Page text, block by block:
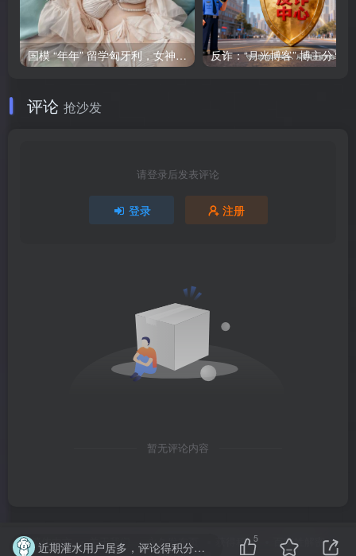
国模 “年年” 留学匈牙利，女神将要退圈吗？
评论 抢沙发
请登录后发表评论
登录 注册
暂无评论内容
繁体中文 关于我们 永久发布页 获得积分
百家姓解密
近期灌水用户居多，评论得积分已取消，禁止恶意灌水评论，否则可能被删除、或封号
5